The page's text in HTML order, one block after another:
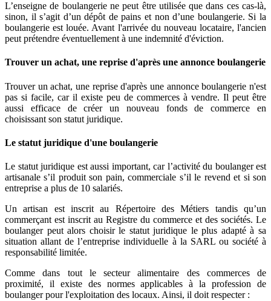
L’enseigne de boulangerie ne peut être utilisée que dans ces cas-là,
sinon, il s’agit d’un dépôt de pains et non d’une boulangerie. Si la
boulangerie est louée. Avant l'arrivée du nouveau locataire, l'ancien
peut prétendre éventuellement à une indemnité d'éviction.
Trouver un achat, une reprise d'après une annonce boulangerie
Trouver un achat, une reprise d'après une annonce boulangerie n'est
pas si facile, car il existe peu de commerces à vendre. Il peut être
aussi efficace de créer un nouveau fonds de commerce en
choisissant son statut juridique.
Le statut juridique d'une boulangerie
Le statut juridique est aussi important, car l’activité du boulanger est
artisanale s’il produit son pain, commerciale s’il le revend et si son
entreprise a plus de 10 salariés.
Un artisan est inscrit au Répertoire des Métiers tandis qu’un
commerçant est inscrit au Registre du commerce et des sociétés. Le
boulanger peut alors choisir le statut juridique le plus adapté à sa
situation allant de l’entreprise individuelle à la SARL ou société à
responsabilité limitée.
Comme dans tout le secteur alimentaire des commerces de
proximité, il existe des normes applicables à la profession de
boulanger pour l'exploitation des locaux. Ainsi, il doit respecter :